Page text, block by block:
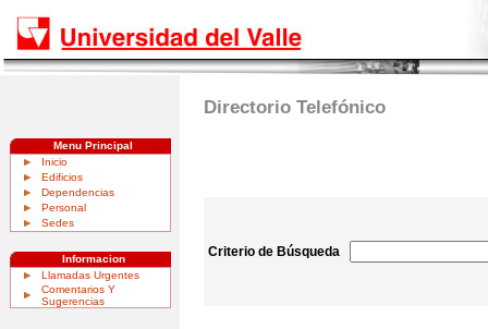
Directorio Telefónico
Menu Principal
Inicio
Edificios
Dependencias
Personal
Sedes
Informacion
Llamadas Urgentes
Comentarios Y
Sugerencias
Criterio de Búsqueda